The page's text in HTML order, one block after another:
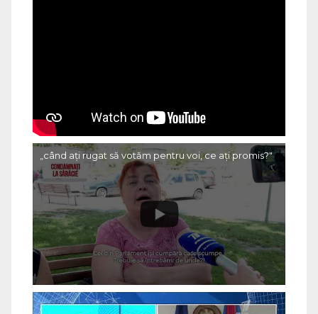
„când ați rugat să votăm pentru voi, ce ați promis?"